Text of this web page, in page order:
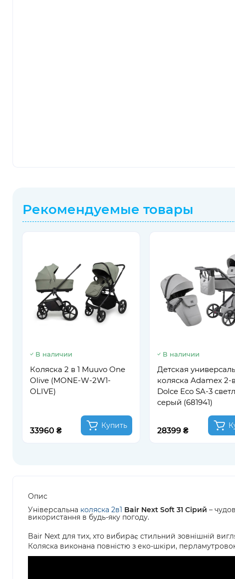
Рекомендуемые товары
В наличии
Коляска 2 в 1 Muuvo One
Olive (MONE-W-2W1-
OLIVE)
33960 ₴
Купить
В наличии
Детская
коляска Adamex 2-
Dolce Eco SA-3
серый (681941)
28399 ₴
Опис
Універсальна коляска 2в1 Bair Next Soft 31 Сірий –
використання в будь-яку погоду.
Bair Next для тих, хто вибирає стильний зовнішній
Коляска виконана повністю з еко-шкіри,